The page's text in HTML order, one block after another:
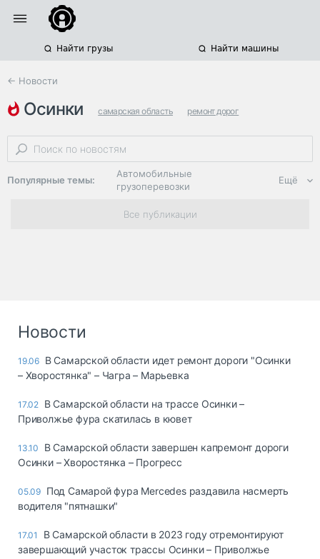
Найти грузы Найти машины
← Новости
осинки самарская область ремонт дорог
региональные автодороги
Популярные темы:
Автомобильные
грузоперевозки
Региональная
логистика
опасные грузы
страхование
Склады и
грузовые
Коммерческий
транспорт
Спецтехника
Ещё
Все публикации
Новости
19.06 В Самарской области идет ремонт дороги "Осинки
– Хворостянка" – Чагра – Марьевка
17.02 В Самарской области на трассе Осинки –
Приволжье фура скатилась в кювет
13.10
В Самарской области завершен капремонт дороги
Осинки – Хворостянка – Прогресс
05.09 Под Самарой фура Mercedes раздавила насмерть
водителя "пятнашки"
17.01
В Самарской области в 2023 году отремонтируют
завершающий участок трассы Осинки – Приволжье